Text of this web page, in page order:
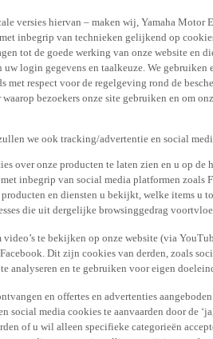
versies hiervan – maken wij, Yamaha Motor
inbegrip van technieken gelijkend op
tot de goede werking van onze website en
login gegevens en taalkeuze. We gebruiken
met respect voor de regelgeving rond de
bezoekers onze site gebruiken en om
we ook tracking/advertentie en social
over onze producten te laten zien en u op de
inbegrip van social media platformen zoals
en diensten u bekijkt, welke items u
die uit dergelijke browsinggedrag
te bekijken op onze website (via
Dit zijn cookies van derden, zoals
analyseren en te gebruiken voor eigen
en offertes en advertenties
social media cookies te aanvaarden door de
of u wil alleen specifieke categorieën